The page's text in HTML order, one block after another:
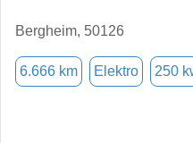
Bergheim, 50126
6.666 km Elektro 250